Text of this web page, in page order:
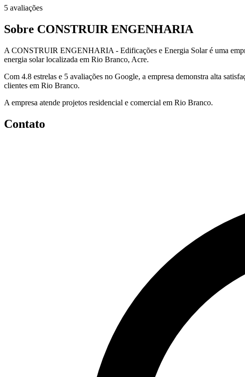
5 avaliações
Sobre CONSTRUIR ENGENHARIA
A CONSTRUIR ENGENHARIA - Edificações e Energia Solar é uma
energia solar localizada em Rio Branco, Acre.
Com 4.8 estrelas e 5 avaliações no Google, a empresa demonstra alta
clientes em Rio Branco.
A empresa atende projetos residencial e comercial em Rio Branco.
Contato